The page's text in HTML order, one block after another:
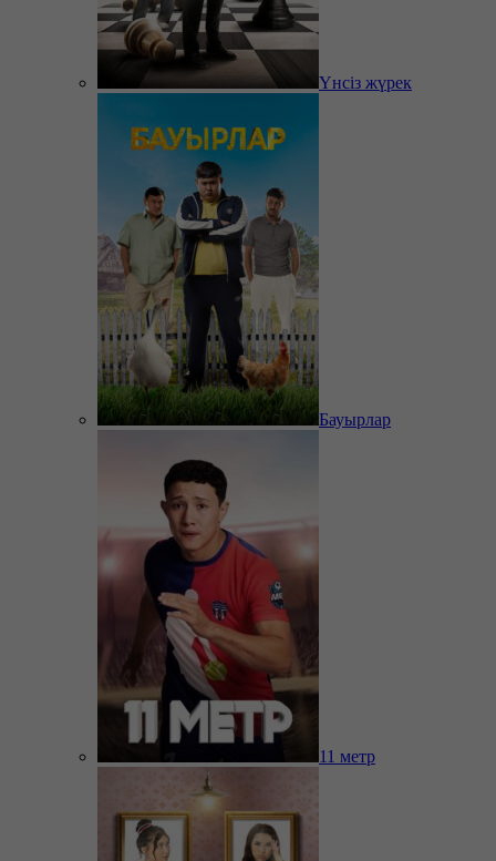
Үнсіз жүрек
Бауырлар
11 метр